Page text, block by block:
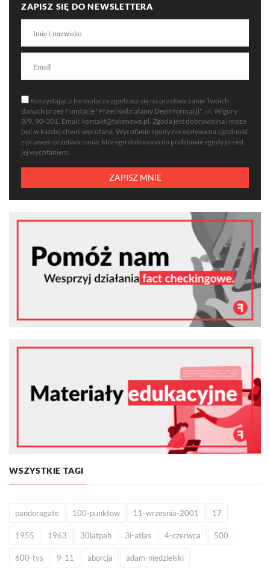
ZAPISZ SIĘ DO NEWSLETTERA
Korzystając z formularza zgadzasz się na przetwarzanie Twoich
danych przez Fundację "Przeciwdziałamy Dezinformacji", ul. Wigury
8/9, 90-301. Email: kontakt@fakenews.pl . Zgoda jest dobrowolna i może
być w każdej chwili wycofana. Wycofanie zgody nie wpływa na zgodność
z prawem przetwarzania, którego dokonano na podstawie zgody przed
jej wycofaniem.
WSZYSTKIE TAGI
pandoragate 100-punktow 11-wrzesnia-2001 17
1955 1963 30latpah 3i-atlas 4-czerwca 500
600-tys 9-11 aborcja adam-niedzielski